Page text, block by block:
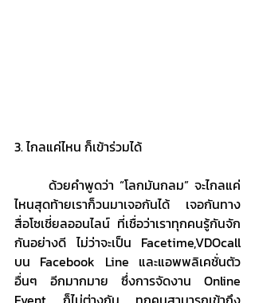
3. ไกลแค่ไหน ก็เข้าร่วมได้
ไหนสุดท้ายเราก็วนมาเจอกันได้ เจอกันทาง
สื่อโซเชี่ยลออนไลน์ ที่เชื่อว่าเราทุกคนรู้กันจัก
กันอย่างดี ไม่ว่าจะเป็น Facetime,VDOcall
บน Facebook Line และแอพพลิเคชั่นตัว
อื่นๆ อีกมากมาย ซึ่งการจัดงาน Online